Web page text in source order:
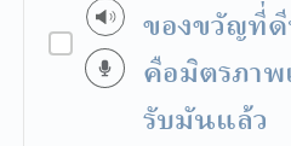
ของขวัญที่
คือมิตรภา
รับมันแล้ว